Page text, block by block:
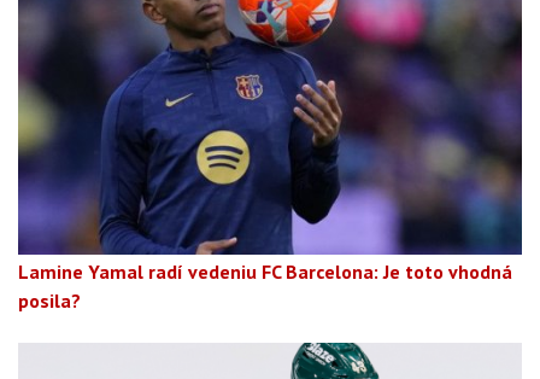
Lamine Yamal radí vedeniu FC Barcelona: Je toto vhodná
posila?